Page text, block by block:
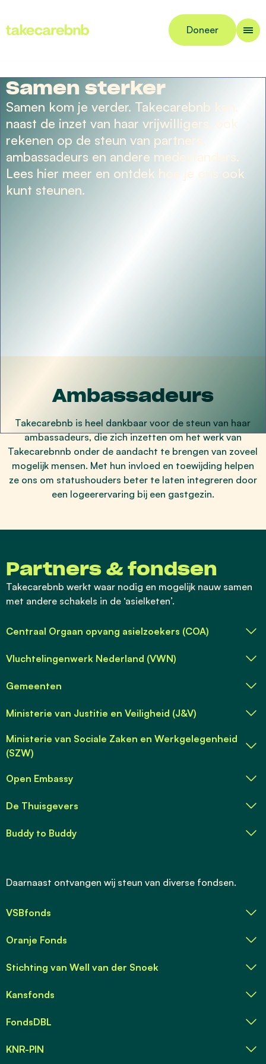
Doneer
Samen sterker
Samen kom je verder. Takecarebnb kan,
naast de inzet van haar vrijwilligers, ook
rekenen op de steun van partners,
ambassadeurs en andere medestanders.
Lees hier meer en ontdek hoe je ons ook
kunt steunen.
Ambassadeurs
Takecarebnb is heel dankbaar voor de steun van haar
ambassadeurs, die zich inzetten om het werk van
Takecarebnnb onder de aandacht te brengen van zoveel
mogelijk mensen. Met hun invloed en toewijding helpen
ze ons om statushouders beter te laten integreren door
een logeerervaring bij een gastgezin.
Partners & fondsen
Takecarebnb werkt waar nodig en mogelijk nauw samen
met andere schakels in de ‘asielketen’.
Centraal Orgaan opvang asielzoekers (COA)
Vluchtelingenwerk Nederland (VWN)
Gemeenten
Ministerie van Justitie en Veiligheid (J&V)
Ministerie van Sociale Zaken en Werkgelegenheid
(SZW)
Open Embassy
De Thuisgevers
Buddy to Buddy
Daarnaast ontvangen wij steun van diverse fondsen.
VSBfonds
Oranje Fonds
Stichting van Well van der Snoek
Kansfonds
FondsDBL
KNR-PIN